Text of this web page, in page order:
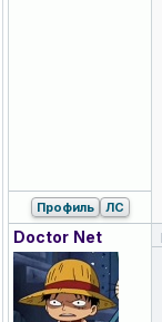
Профиль ЛС
Doctor Net